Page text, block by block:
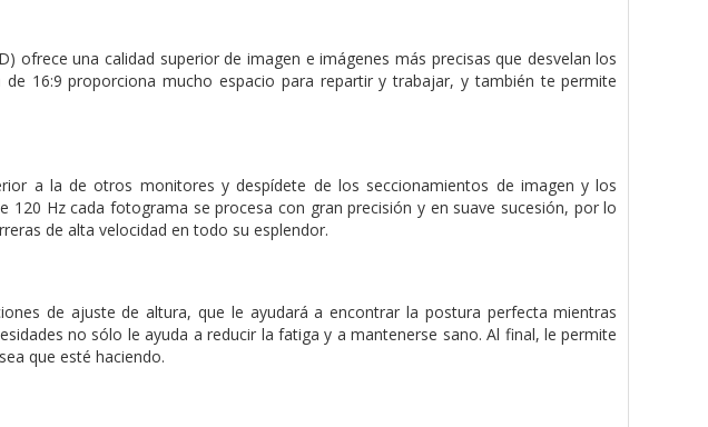
ofrece una calidad superior de imagen e imágenes más precisas que desvelan los
16:9 proporciona mucho espacio para repartir y trabajar, y también te permite
a la de otros monitores y despídete de los seccionamientos de imagen y los
Hz cada fotograma se procesa con gran precisión y en suave sucesión, por lo
de alta velocidad en todo su esplendor.
de ajuste de altura, que le ayudará a encontrar la postura perfecta mientras
no sólo le ayuda a reducir la fatiga y a mantenerse sano. Al final, le permite
que esté haciendo.